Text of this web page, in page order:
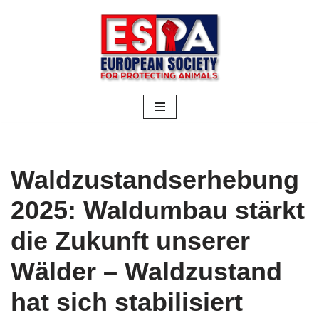
Waldzustandserhebung
2025: Waldumbau stärkt
die Zukunft unserer
Wälder – Waldzustand
hat sich stabilisiert